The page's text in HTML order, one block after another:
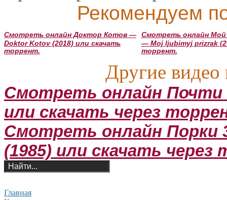
Рекомендуем
Смотреть онлайн Доктор Котов —
Doktor Kotov (2018) или скачать
торрент.
Смотреть онлайн
— Moj ljubimyj prizrak
торрент.
Другие видео
Смотреть онлайн Почти
или скачать через
Смотреть онлайн Порки
(1985) или скачать через
Главная